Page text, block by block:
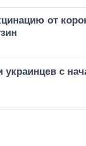
от
украинцев с